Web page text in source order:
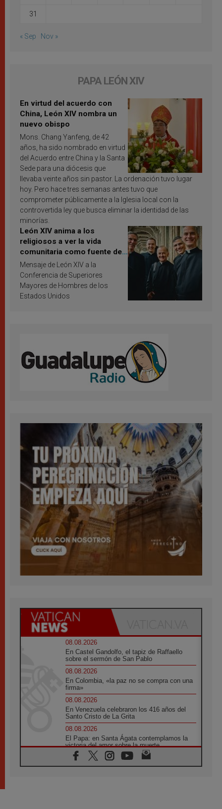
31
« Sep Nov »
PAPA LEÓN XIV
En virtud del acuerdo con
China, León XIV nombra un
nuevo obispo
Mons. Chang Yanfeng, de 42
años, ha sido nombrado en virtud
del Acuerdo entre China y la Santa
Sede para una diócesis que
llevaba veinte años sin pastor. La ordenación tuvo lugar
hoy. Pero hace tres semanas antes tuvo que
comprometer públicamente a la Iglesia local con la
controvertida ley que busca eliminar la identidad de las
minorías.
León XIV anima a los
religiosos a ver la vida
comunitaria como fuente de
inspiración y santificación
Mensaje de León XIV a la
Conferencia de Superiores
Mayores de Hombres de los
Estados Unidos
08.08.2026
En Castel Gandolfo, el tapiz de Raffaello
sobre el sermón de San Pablo
08.08.2026
En Colombia, «la paz no se compra con una
firma»
08.08.2026
En Venezuela celebraron los 416 años del
Santo Cristo de La Grita
08.08.2026
El Papa: en Santa Ágata contemplamos la
victoria del amor sobre la muerte
08.08.2026
León XIV visitará el Santuario de la Madre